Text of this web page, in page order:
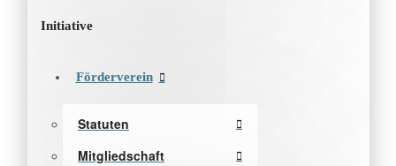
Initiative
Förderverein
Statuten
Mitgliedschaft